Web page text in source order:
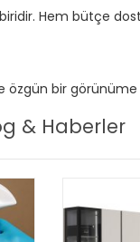
Hem bütçe
özgün bir görünüme
& Haberler